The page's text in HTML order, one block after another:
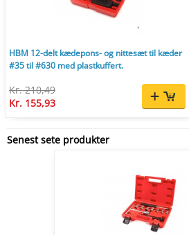
HBM 12-delt kædepons- og nittesæt til kæder
#35 til #630 med plastkuffert.
Kr. 210,49
Kr. 155,93
Senest sete produkter